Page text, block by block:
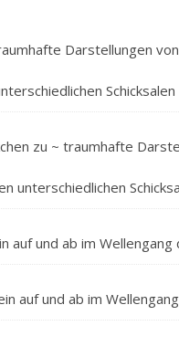
Darstellungen
Schicksalen
zu ~ traumhafte
unterschiedlichen
auf und ab im
auf und ab im